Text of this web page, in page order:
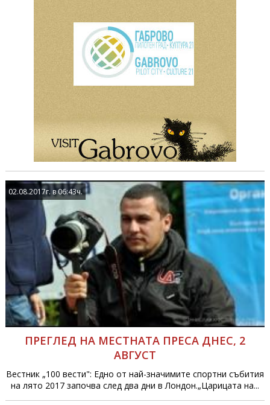
02.08.2017г. в 06:43ч.
ПРЕГЛЕД НА МЕСТНАТА ПРЕСА ДНЕС, 2
АВГУСТ
Вестник „100 вести": Едно от най-значимите спортни събития
на лято 2017 започва след два дни в Лондон.„Царицата на...